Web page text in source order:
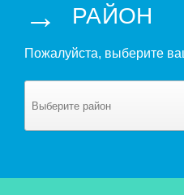
→ РАЙОН
Пожалуйста, выберите